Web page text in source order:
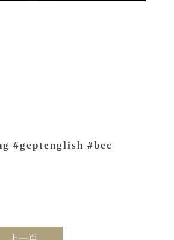
#geptenglish #bec